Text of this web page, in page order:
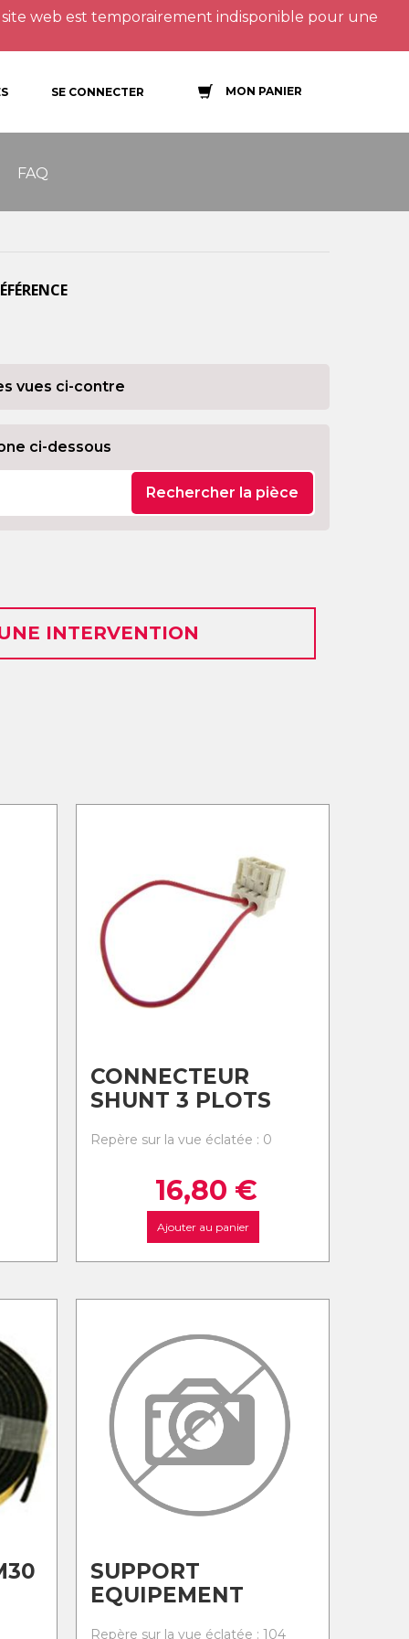
web est temporairement indisponible pour une
SE CONNECTER MON PANIER
FAQ
vues ci-contre
ci-dessous
Rechercher la pièce
INTERVENTION
CONNECTEUR
SHUNT 3 PLOTS
Repère sur la vue éclatée : 0
16,80 €
Ajouter au panier
SUPPORT
EQUIPEMENT
Repère sur la vue éclatée : 104